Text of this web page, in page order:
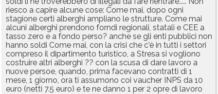
riesco a capire alcune cose: Come mai, dopo ogni
stagione certi alberghi ampliano le strutture. Come mai
alcuni alberghi prendono forndi regionali, statali e CEE a
tasso zero e a fondo perso? anche se gli enti pubblici non
hanno soldi Come mai, con la crisi che c'è in tutti i settori
compreso il dipartimento turistico, a Stresa si vogliono
costruire altri alberghi ?? con la scusa di dare lavoro a
nuove persoe, quando, prima facevano contratti di 1
mese, 1 giorno, ora ti assumono coi vaucher INPS da 10
euro (netti 7.5 euro) e te ne danno 1 per 2 opre di lavoro